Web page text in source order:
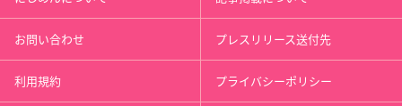
お問い合わせ プレスリリース送付先
利用規約 プライバシーポリシー